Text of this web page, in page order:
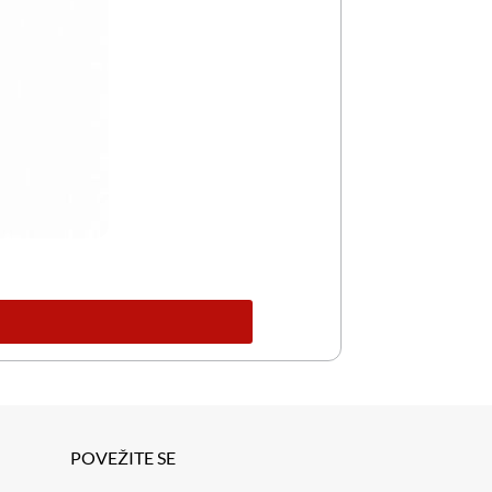
POVEŽITE SE